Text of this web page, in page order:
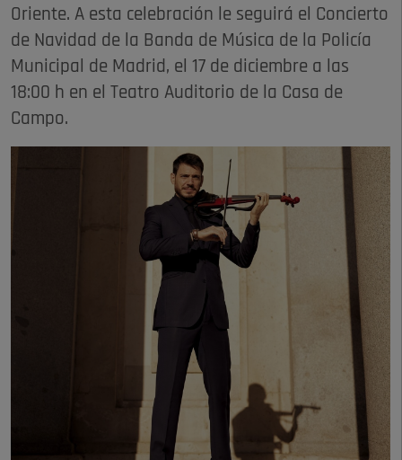
Oriente. A esta celebración le seguirá el Concierto
de Navidad de la Banda de Música de la Policía
Municipal de Madrid, el 17 de diciembre a las
18:00 h en el Teatro Auditorio de la Casa de
Campo.